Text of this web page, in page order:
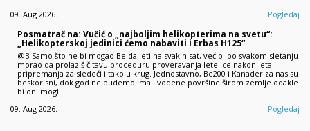
09. Aug 2026.
Pogledaj
Posmatrač na: Vučić o „najboljim helikopterima na svetu“:
„Helikopterskoj jedinici ćemo nabaviti i Erbas H125“
@B Samo što ne bi mogao Be da leti na svakih sat, već bi po svakom sletanju
morao da prolaziš čitavu proceduru proveravanja letelice nakon leta i
pripremanja za sledeći i tako u krug. Jednostavno, Be200 i Kanader za nas su
beskorisni, dok god ne budemo imali vodene površine širom zemlje odakle
bi oni mogli…
09. Aug 2026.
Pogledaj